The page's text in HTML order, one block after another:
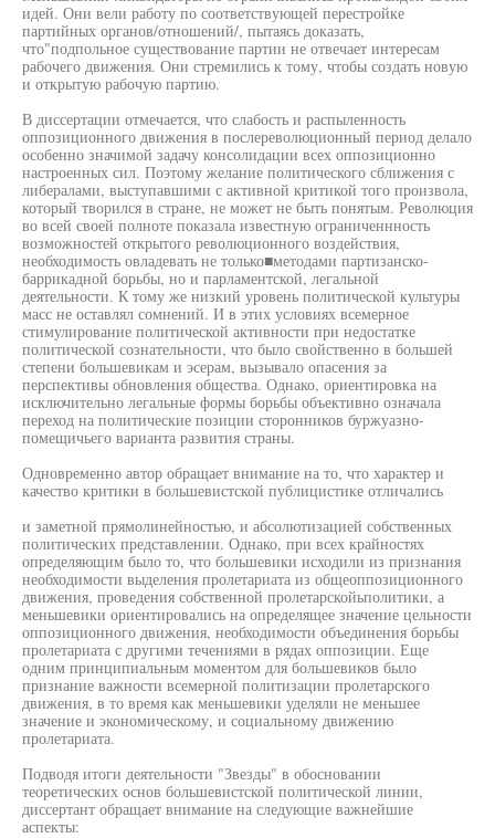
идей. Они вели работу по соответствующей перестройке
партийных органов/отношений/, пытаясь доказать,
что"подпольное существование партии не отвечает интересам
рабочего движения. Они стремились к тому, чтобы создать новую
и открытую рабочую партию.
В диссертации отмечается, что слабость и распыленность
оппозиционного движения в послереволюционный период делало
особенно значимой задачу консолидации всех оппозиционно
настроенных сил. Поэтому желание политического сближения с
либералами, выступавшими с активной критикой того произвола,
который творился в стране, не может не быть понятым. Революция
во всей своей полноте показала известную ограниченнность
возможностей открытого революционного воздействия,
необходимость овладевать не только■методами партизанско-
баррикадной борьбы, но и парламентской, легальной
деятельности. К тому же низкий уровень политической культуры
масс не оставлял сомнений. И в этих условиях всемерное
стимулирование политической активности при недостатке
политической сознательности, что было свойственно в большей
степени большевикам и эсерам, вызывало опасения за
перспективы обновления общества. Однако, ориентировка на
исключительно легальные формы борьбы объективно означала
переход на политические позиции сторонников буржуазно-
помещичьего варианта развития страны.
Одновременно автор обращает внимание на то, что характер и
качество критики в большевистской публицистике отличались
и заметной прямолинейностью, и абсолютизацией собственных
политических представлении. Однако, при всех крайностях
определяющим было то, что большевики исходили из признания
необходимости выделения пролетариата из общеоппозиционного
движения, проведения собственной пролетарскойьполитики, а
меньшевики ориентировались на определящее значение цельности
оппозиционного движения, необходимости объединения борьбы
пролетариата с другими течениями в рядах оппозиции. Еще
одним принципиальным моментом для большевиков было
признание важности всемерной политизации пролетарского
движения, в то время как меньшевики уделяли не меньшее
значение и экономическому, и социальному движению
пролетариата.
Подводя итоги деятельности "Звезды" в обосновании
теоретических основ большевистской политической линии,
диссертант обращает внимание на следующие важнейшие
аспекты: